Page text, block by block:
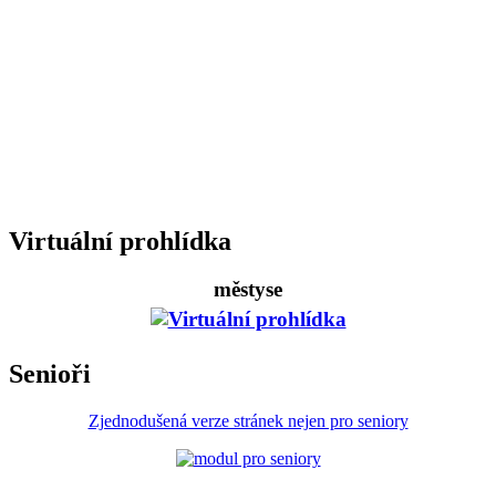
Virtuální prohlídka
městyse
Senioři
Zjednodušená verze stránek nejen pro seniory